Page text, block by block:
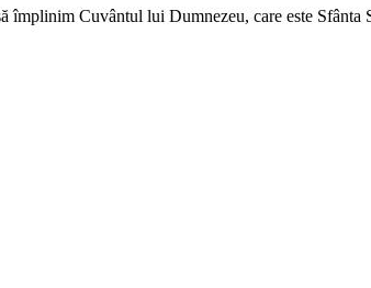
împlinim Cuvântul lui Dumnezeu, care este